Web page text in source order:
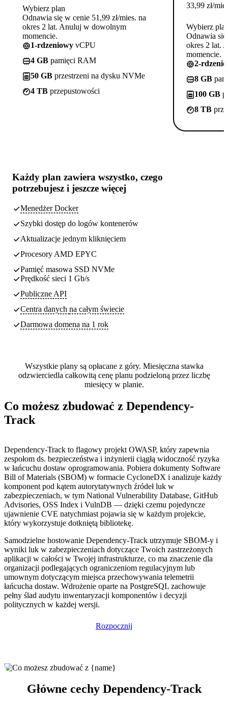
Wybierz plan
Odnawia się w cenie 51,99 zł/mies. na
okres 2 lat. Anuluj w dowolnym
momencie.
1-rdzeniowy vCPU
4 GB pamięci RAM
50 GB przestrzeni na dysku NVMe
4 TB przepustowości
33,99 zł/
Wybierz
Odnawia się
okres 2 lat.
momencie.
2-
8 GB
100 GB
8 TB
Każdy plan zawiera wszystko, czego
potrzebujesz i jeszcze więcej
Menedżer Docker
Szybki dostęp do logów kontenerów
Aktualizacje jednym kliknięciem
Procesory AMD EPYC
Pamięć masowa SSD NVMe
Prędkość sieci 1 Gb/s
Publiczne API
Centra danych na całym świecie
Darmowa domena na 1 rok
Wszystkie plany są opłacane z góry. Miesięczna stawka
odzwierciedla całkowitą cenę planu podzieloną przez liczbę
miesięcy w planie.
Co możesz zbudować z Dependency-
Track
Dependency-Track to flagowy projekt OWASP, który zapewnia
zespołom ds. bezpieczeństwa i inżynierii ciągłą widoczność ryzyka
w łańcuchu dostaw oprogramowania. Pobiera dokumenty Software
Bill of Materials (SBOM) w formacie CycloneDX i analizuje każdy
komponent pod kątem autorytatywnych źródeł luk w
zabezpieczeniach, w tym National Vulnerability Database, GitHub
Advisories, OSS Index i VulnDB — dzięki czemu pojedyncze
ujawnienie CVE natychmiast pojawia się w każdym projekcie,
który wykorzystuje dotkniętą bibliotekę.
Samodzielne hostowanie Dependency-Track utrzymuje SBOM-y i
wyniki luk w zabezpieczeniach dotyczące Twoich zastrzeżonych
aplikacji w całości w Twojej infrastrukturze, co ma znaczenie dla
organizacji podlegających ograniczeniom regulacyjnym lub
umownym dotyczącym miejsca przechowywania telemetrii
łańcucha dostaw. Wdrożenie oparte na PostgreSQL zachowuje
pełny ślad audytu inwentaryzacji komponentów i decyzji
politycznych w każdej wersji.
Rozpocznij
Główne cechy Dependency-Track